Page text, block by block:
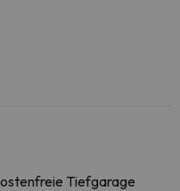
Tiefgarage